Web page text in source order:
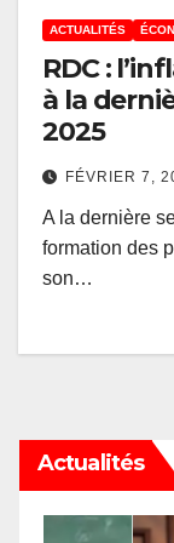
ACTUALITÉS
RDC :
à la
2025
FÉVRIER 7,
A la dernière
formation des
son…
Actualités